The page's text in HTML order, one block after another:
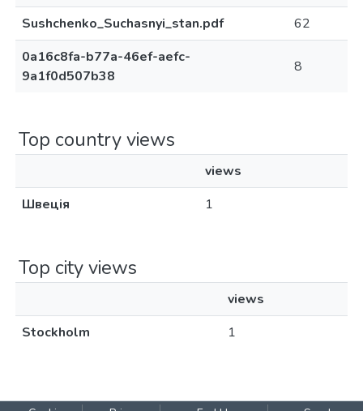
Sushchenko_Suchasnyi_stan.pdf
62
0a16c8fa-b77a-46ef-aefc-
9a1f0d507b38
8
Top country views
views
Швеція
1
Top city views
views
Stockholm
1